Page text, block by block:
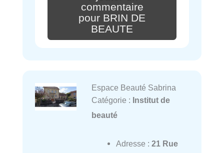
commentaire
pour BRIN DE
BEAUTE
Espace Beauté Sabrina
Catégorie : Institut de
beauté
Adresse : 21 Rue